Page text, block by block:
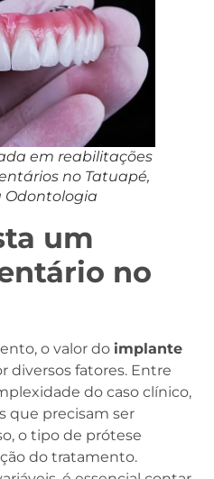
em reabilitações
no Tatuapé,
Odontologia
um
no
o valor do implante
diversos fatores. Entre
do caso clínico,
que precisam ser
o tipo de prótese
do tratamento.